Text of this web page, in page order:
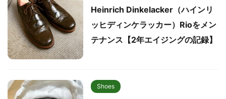
Heinrich Dinkelacker（ハインリ
ッヒディンケラッカー）Rioをメン
テナンス【2年エイジングの記録】
Shoes